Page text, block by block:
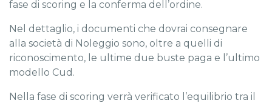
fase di scoring e la conferma dell’ordine.
Nel dettaglio, i documenti che dovrai consegnare
alla società di Noleggio sono, oltre a quelli di
riconoscimento, le ultime due buste paga e l’ultimo
modello Cud.
Nella fase di scoring verrà verificato l’equilibrio tra il